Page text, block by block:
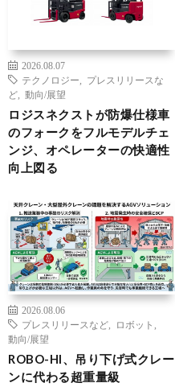
2026.08.07
テクノロジー
プレスリリースな
ど
動向/展望
ロジスネクストが防爆仕様車
のフォークをフルモデルチェ
ンジ、オペレーターの快適性
向上図る
2026.08.06
プレスリリースなど
ロボット
動向/展望
ROBO-HI、吊り下げ式クレー
ンに代わる超重量級